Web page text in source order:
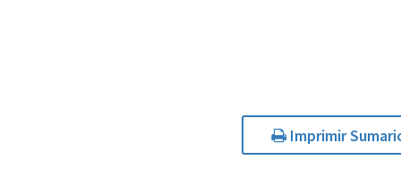
Imprimir